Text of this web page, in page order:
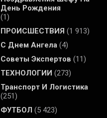
День Рождения
(1)
ПРОИСШЕСТВИЯ (1 913)
С Днем Ангела (4)
Советы Экспертов (11)
ТЕХНОЛОГИИ (273)
Транспорт И Логистика
(251)
ФУТБОЛ (5 423)